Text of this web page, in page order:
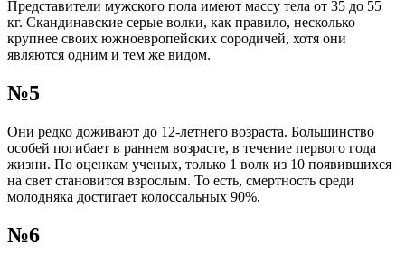
Представители мужского пола имеют массу тела от 35 до 55
кг. Скандинавские серые волки, как правило, несколько
крупнее своих южноевропейских сородичей, хотя они
являются одним и тем же видом.
№5
Они редко доживают до 12-летнего возраста. Большинство
особей погибает в раннем возрасте, в течение первого года
жизни. По оценкам ученых, только 1 волк из 10 появившихся
на свет становится взрослым. То есть, смертность среди
молодняка достигает колоссальных 90%.
№6